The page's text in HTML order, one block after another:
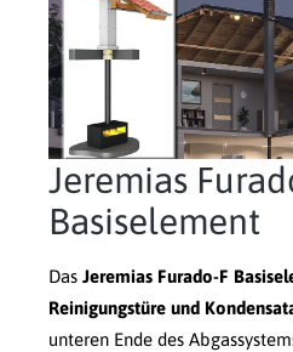
Jeremias
Basiselement
Das Jeremias Furado-F
Reinigungstüre und
unteren Ende des